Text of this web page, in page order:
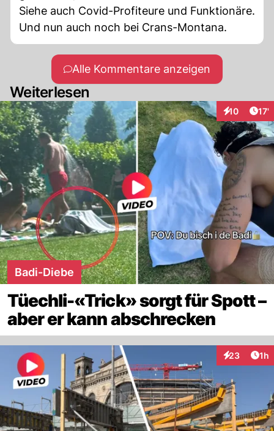
Siehe auch Covid-Profiteure und Funktionäre.
Und nun auch noch bei Crans-Montana.
Alle Kommentare anzeigen
Weiterlesen
10
Interaktionen
17'
Badi-Diebe
Tüechli-«Trick» sorgt für Spott –
aber er kann abschrecken
23
Interaktionen
1h